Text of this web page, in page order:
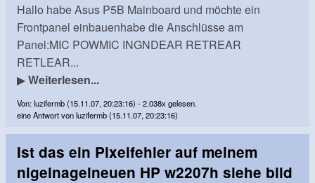
Hallo habe Asus P5B Mainboard und möchte ein
Frontpanel einbauenhabe die Anschlüsse am
Panel:MIC POWMIC INGNDEAR RETREAR
RETLEAR...
▶Weiterlesen...
Von: luzifermb (15.11.07, 20:23:16) - 2.038x gelesen.
eine Antwort von luzifermb (15.11.07, 20:23:16)
Ist das ein Pixelfehler auf meinem
nigelnagelneuen HP w2207h siehe bild